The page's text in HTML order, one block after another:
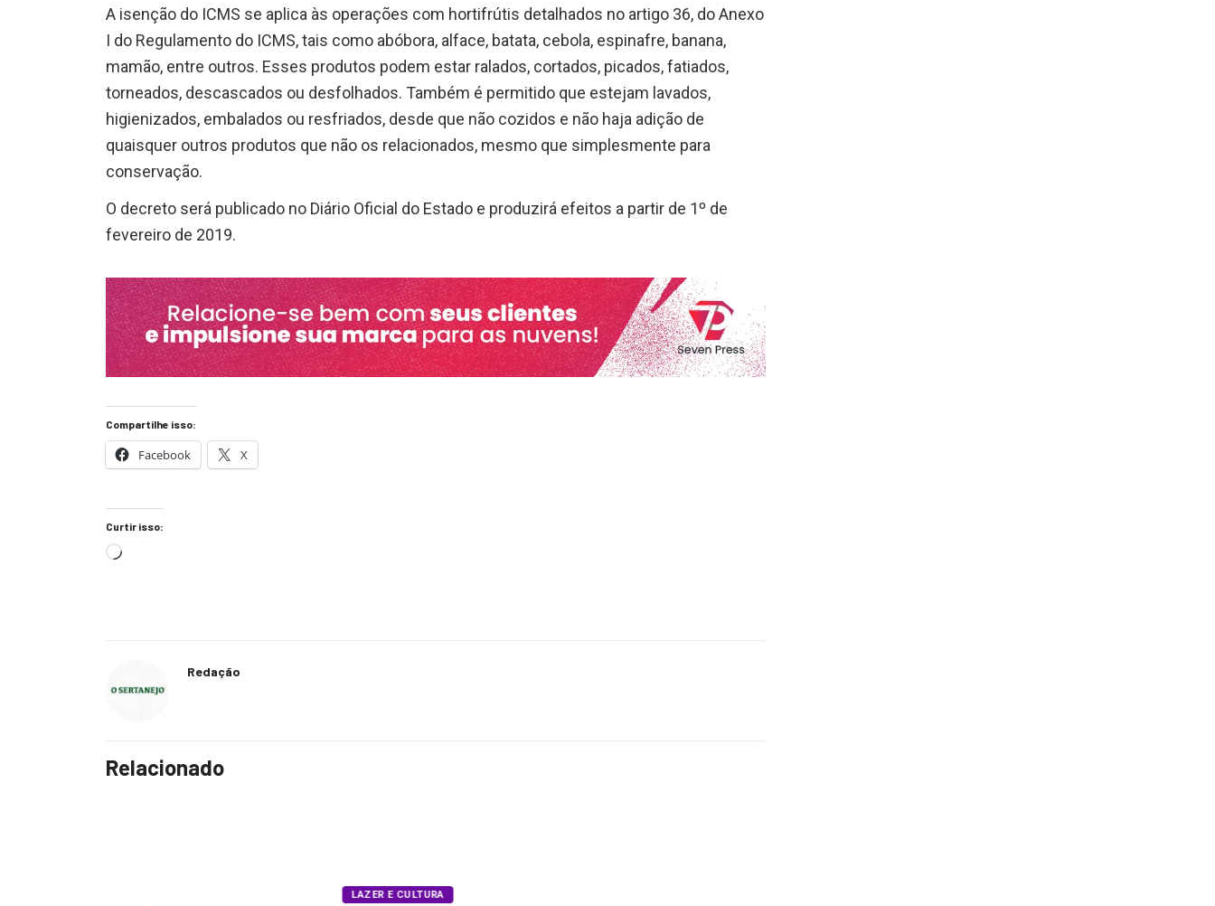
A isenção do ICMS se aplica às operações com hortifrútis detalhados no artigo 36, do Anexo
I do Regulamento do ICMS, tais como abóbora, alface, batata, cebola, espinafre, banana,
mamão, entre outros. Esses produtos podem estar ralados, cortados, picados, fatiados,
torneados, descascados ou desfolhados. Também é permitido que estejam lavados,
higienizados, embalados ou resfriados, desde que não cozidos e não haja adição de
quaisquer outros produtos que não os relacionados, mesmo que simplesmente para
conservação.
O decreto será publicado no Diário Oficial do Estado e produzirá efeitos a partir de 1º de
fevereiro de 2019.
Compartilhe isso:
Facebook X
Curtir isso:
Redação
Relacionado